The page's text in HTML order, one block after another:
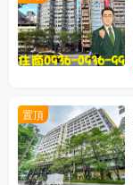
置頂